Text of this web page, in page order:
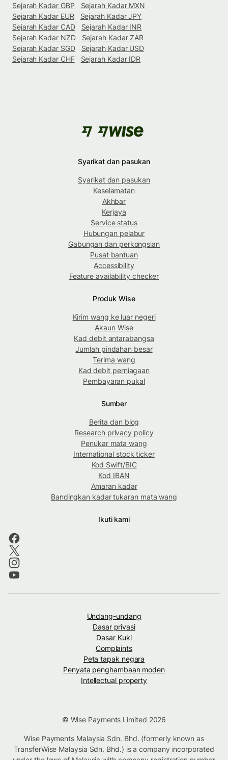
Sejarah Kadar GBP
Sejarah Kadar MXN
Sejarah Kadar EUR
Sejarah Kadar JPY
Sejarah Kadar CAD
Sejarah Kadar INR
Sejarah Kadar NZD
Sejarah Kadar ZAR
Sejarah Kadar SGD
Sejarah Kadar USD
Sejarah Kadar CHF
Sejarah Kadar IDR
Syarikat dan pasukan
Syarikat dan pasukan
Keselamatan
Akhbar
Kerjaya
Service status
Hubungan pelabur
Gabungan dan perkongsian
Pusat bantuan
Accessibility
Feature availability checker
Produk Wise
Kirim wang ke luar negeri
Akaun Wise
Kad debit antarabangsa
Jumlah pindahan besar
Terima wang
Kad debit perniagaan
Pembayaran pukal
Sumber
Berita dan blog
Research privacy policy
Penukar mata wang
International stock ticker
Kod Swift/BIC
Kod IBAN
Amaran kadar
Bandingkan kadar tukaran mata wang
Ikuti kami
Undang-undang
Dasar privasi
Dasar Kuki
Complaints
Peta tapak negara
Penyata penghambaan moden
Intellectual property
© Wise Payments Limited 2026
Wise Payments Malaysia Sdn. Bhd. (formerly known as
TransferWise Malaysia Sdn. Bhd.) is a company incorporated